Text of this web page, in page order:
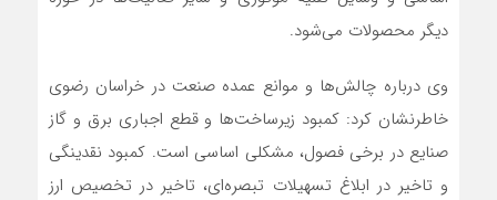
دیگر محصولات می‌شود.
وی درباره چالش‌ها و موانع عمده صنعت در خراسان رضوی
خاطرنشان کرد: کمبود زیرساخت‌ها و قطع اجباری برق و گاز
صنایع در برخی فصول، مشکلی اساسی است. کمبود نقدینگی
و تاخیر در ابلاغ تسهیلات تبصره‌ای، تاخیر در تخصیص ارز